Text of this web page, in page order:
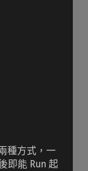
種方式，一
即能 Run 起